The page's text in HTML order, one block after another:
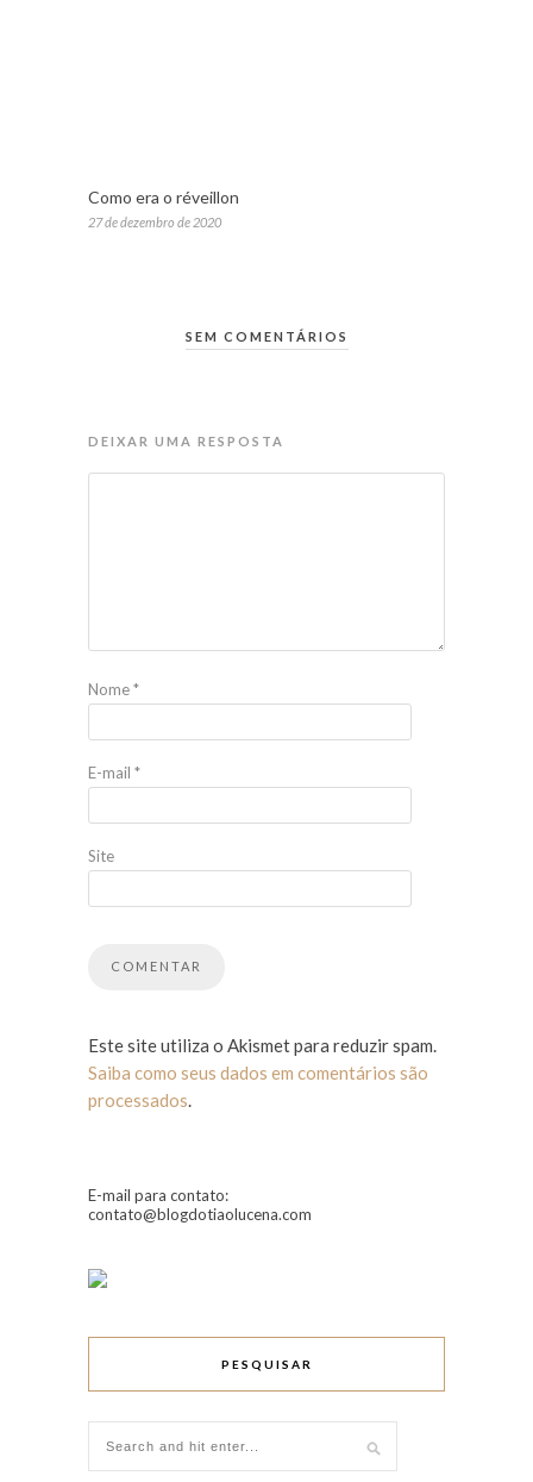
Como era o réveillon
27 de dezembro de 2020
SEM COMENTÁRIOS
DEIXAR UMA RESPOSTA
Nome*
E-mail *
Site
Este site utiliza o Akismet para reduzir spam.
Saiba como seus dados em comentários são
processados.
E-mail para contato:
contato@blogdotiaolucena.com
PESQUISAR